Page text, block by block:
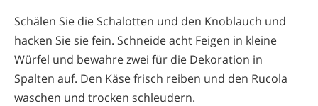
Schälen Sie die Schalotten und den Knoblauch und
hacken Sie sie fein. Schneide acht Feigen in kleine
Würfel und bewahre zwei für die Dekoration in
Spalten auf. Den Käse frisch reiben und den Rucola
waschen und trocken schleudern.